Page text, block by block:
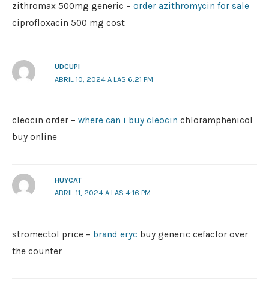
zithromax 500mg generic – order azithromycin for sale
ciprofloxacin 500 mg cost
UDCUPI
ABRIL 10, 2024 A LAS 6:21 PM
cleocin order – where can i buy cleocin chloramphenicol
buy online
HUYCAT
ABRIL 11, 2024 A LAS 4:16 PM
stromectol price – brand eryc buy generic cefaclor over
the counter